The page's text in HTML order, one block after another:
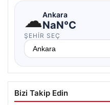
☁Ankara
NaN°C
ŞEHIR SEÇ
Bizi Takip Edin